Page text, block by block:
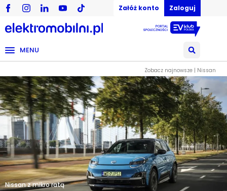
Załóż konto Zaloguj
MENU
Zobacz najnowsze | Nissan
Nissan z mikro ratą